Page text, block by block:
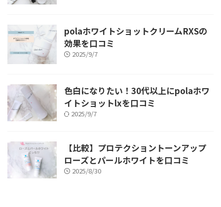
polaホワイトショットクリームRXSの
効果を口コミ
2025/9/7
色白になりたい！30代以上にpolaホワ
イトショットlxを口コミ
2025/9/7
【比較】プロテクショントーンアップ
ローズとパールホワイトを口コミ
2025/8/30